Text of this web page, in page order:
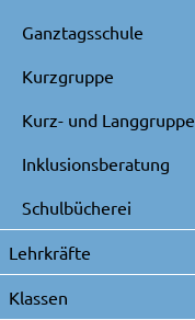
Ganztagsschule
Kurzgruppe
Kurz- und Langgruppe
Inklusionsberatung
Schulbücherei
Lehrkräfte
Klassen